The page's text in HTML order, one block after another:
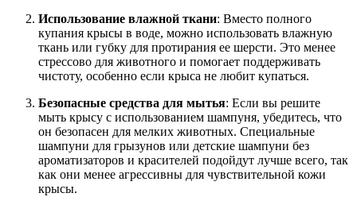
Использование влажной ткани: Вместо полного
купания крысы в воде, можно использовать влажную
ткань или губку для протирания ее шерсти. Это менее
стрессово для животного и помогает поддерживать
чистоту, особенно если крыса не любит купаться.
Безопасные средства для мытья: Если вы решите
мыть крысу с использованием шампуня, убедитесь, что
он безопасен для мелких животных. Специальные
шампуни для грызунов или детские шампуни без
ароматизаторов и красителей подойдут лучше всего, так
как они менее агрессивны для чувствительной кожи
крысы.